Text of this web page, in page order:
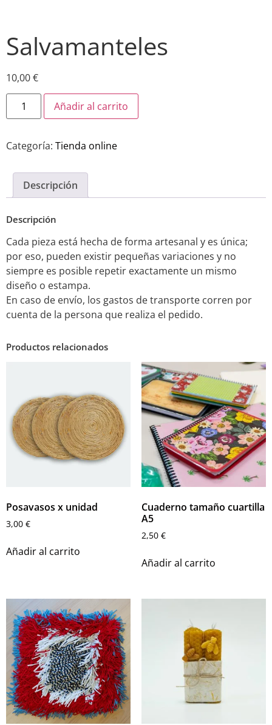
Salvamanteles
10,00€
Añadir al carrito
Categoría: Tienda online
Descripción
Descripción
Cada pieza está hecha de forma artesanal y es única;
por eso, pueden existir pequeñas variaciones y no
siempre es posible repetir exactamente un mismo
diseño o estampa.
En caso de envío, los gastos de transporte corren por
cuenta de la persona que realiza el pedido.
Productos relacionados
Posavasos x unidad
3,00 €
Añadir al carrito
Cuaderno tamaño cuartilla
A5
2,50 €
Añadir al carrito